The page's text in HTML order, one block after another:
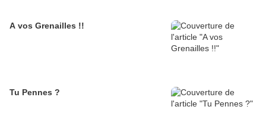
A vos Grenailles !!
Tu Pennes ?